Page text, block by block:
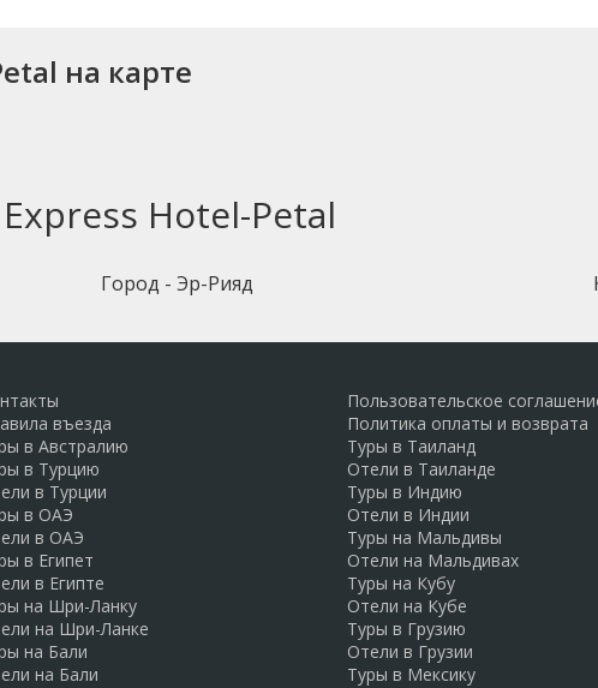
на карте
Hotel-Petal
Город - Эр-Рияд
въезда
в Австралию
в Турцию
в Турции
в ОАЭ
в ОАЭ
в Египет
в Египте
на Шри-Ланку
на Шри-Ланке
на Бали
на Бали
Пользовательское
Политика оплаты и возврата
Туры в Таиланд
Отели в Таиланде
Туры в Индию
Отели в Индии
Туры на Мальдивы
Отели на Мальдивах
Туры на Кубу
Отели на Кубе
Туры в Грузию
Отели в Грузии
Туры в Мексику